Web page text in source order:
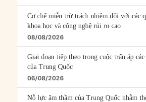
Cơ chế miễn trừ trách nhiệm đối với các
khoa học và công nghệ rủi ro cao
08/08/2026
Giai đoạn tiếp theo trong cuộc trấn áp
của Trung Quốc
06/08/2026
Nỗ lực âm thầm của Trung Quốc nhằm